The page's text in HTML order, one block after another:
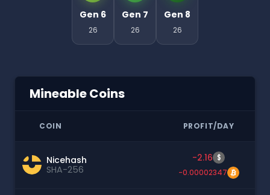
Gen 6
26
Gen 7
26
Gen 8
26
Mineable Coins
COIN PROFIT/DAY
Nicehash
SHA-256
-2.16 $
-0.00002347